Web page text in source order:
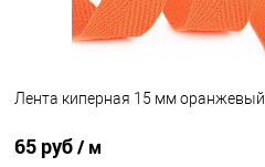
Лента киперная 15 мм оранжевый
65 руб/ м